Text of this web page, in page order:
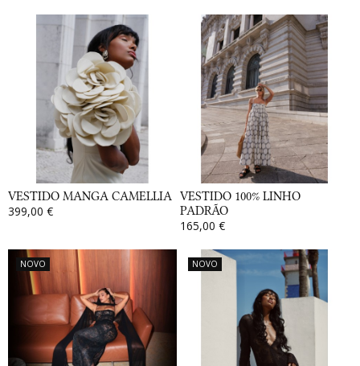
VESTIDO MANGA CAMELLIA
399,00 €
VESTIDO 100% LINHO
PADRÃO
165,00 €
NOVO NOVO